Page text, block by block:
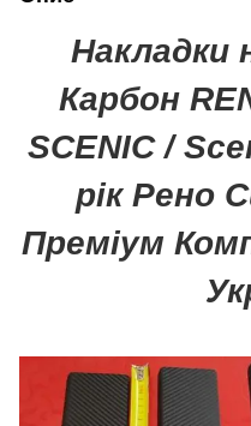
Накладки
Карбон
SCENIC /
рік Рено
Преміум